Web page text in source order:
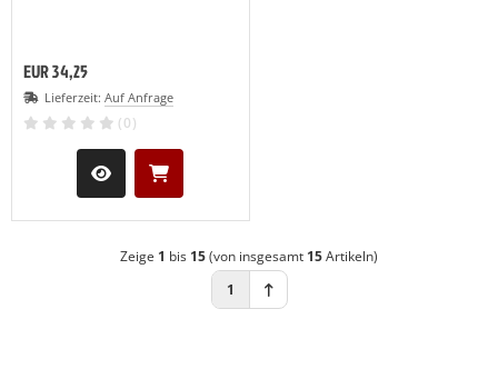
EUR 34,25
Lieferzeit: Auf Anfrage
(0)
Zeige 1 bis 15(von insgesamt 15Artikeln)
1